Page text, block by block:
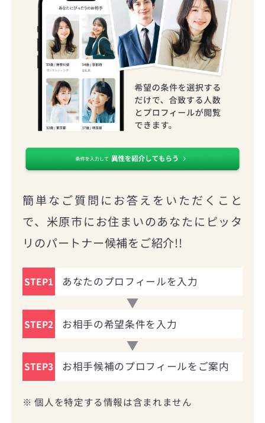
簡単なご質問にお答えをいただくこと
で、米原市にお住まいのあなたにピッタ
リのパートナー候補をご紹介!!
STEP1 あなたのプロフィールを入力
STEP2 お相手の希望条件を入力
STEP3 お相手候補のプロフィールをご案内
※ 個人を特定する情報は含まれません